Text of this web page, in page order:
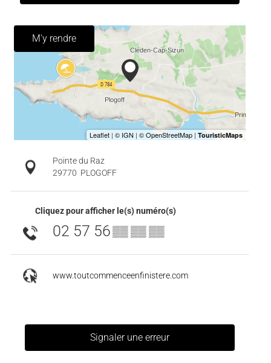
M'y rendre
Pointe du Raz
29770 PLOGOFF
Cliquez pour afficher le(s) numéro(s)
02 57 56▒▒ ▒▒ ▒▒
www.toutcommenceenfinistere.com
Signaler une erreur